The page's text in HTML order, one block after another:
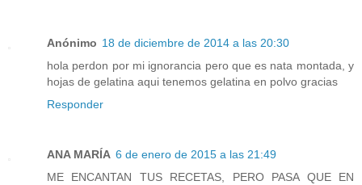
Anónimo 18 de diciembre de 2014 a las 20:30
hola perdon por mi ignorancia pero que es nata montada, y
hojas de gelatina aqui tenemos gelatina en polvo gracias
Responder
ANA MARÍA 6 de enero de 2015 a las 21:49
ME ENCANTAN TUS RECETAS, PERO PASA QUE EN